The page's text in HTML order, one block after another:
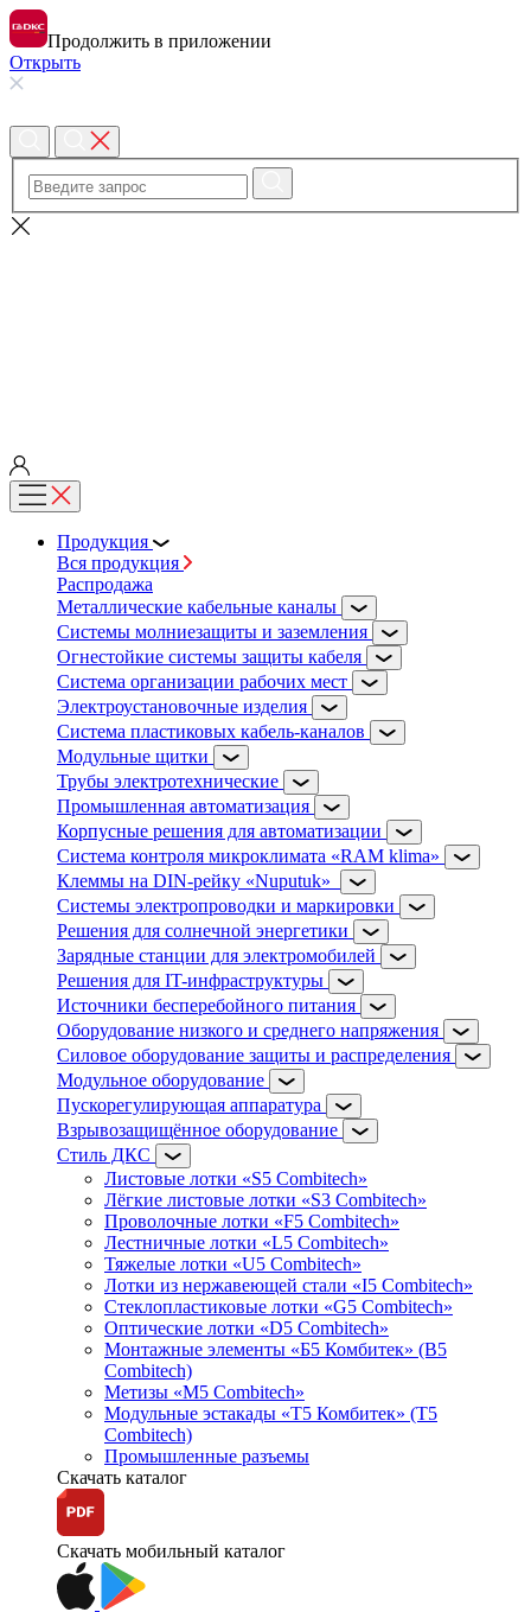
Продолжить в приложении
Открыть
Продукция
Вся продукция
Распродажа
Металлические кабельные каналы
Системы молниезащиты и заземления
Огнестойкие системы защиты кабеля
Система организации рабочих мест
Электроустановочные изделия
Система пластиковых кабель-каналов
Модульные щитки
Трубы электротехнические
Промышленная автоматизация
Корпусные решения для автоматизации
Система контроля микроклимата «RAM klima»
Клеммы на DIN-рейку «Nuputuk»
Системы электропроводки и маркировки
Решения для солнечной энергетики
Зарядные станции для электромобилей
Решения для IT-инфраструктуры
Источники бесперебойного питания
Оборудование низкого и среднего напряжения
Силовое оборудование защиты и распределения
Модульное оборудование
Пускорегулирующая аппаратура
Взрывозащищённое оборудование
Стиль ДКС
Листовые лотки «S5 Combitech»
Лёгкие листовые лотки «S3 Combitech»
Проволочные лотки «F5 Combitech»
Лестничные лотки «L5 Combitech»
Тяжелые лотки «U5 Combitech»
Лотки из нержавеющей стали «I5 Combitech»
Стеклопластиковые лотки «G5 Combitech»
Оптические лотки «D5 Combitech»
Монтажные элементы «Б5 Комбитек» (B5
Combitech)
Метизы «M5 Combitech»
Модульные эстакады «Т5 Комбитек» (T5
Combitech)
Промышленные разъемы
Скачать каталог
Скачать мобильный каталог